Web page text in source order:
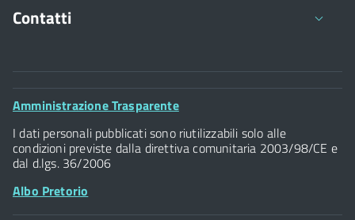
Contatti
Comune di Firenze
Palazzo Vecchio
Piazza della Signoria - 50122, Firenze
Footer
Amministrazione Trasparente
I dati personali pubblicati sono riutilizzabili solo alle
condizioni previste dalla direttiva comunitaria 2003/98/CE e
dal d.lgs. 36/2006
Albo Pretorio